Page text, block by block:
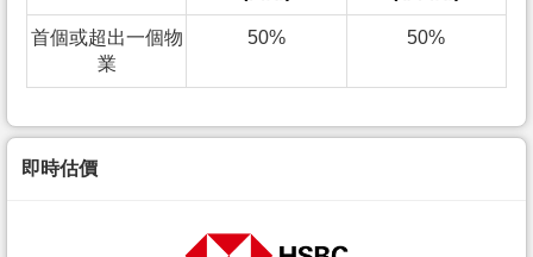
首個或超出一個物
業
50% 50%
即時估價